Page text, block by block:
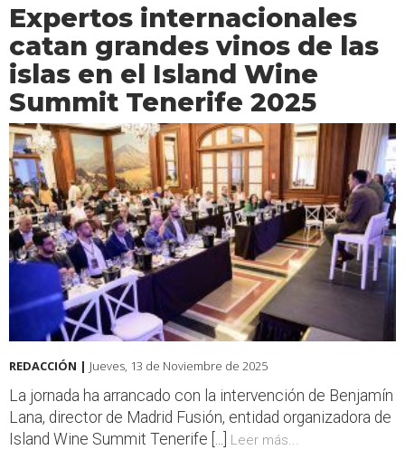
Expertos internacionales
catan grandes vinos de las
islas en el Island Wine
Summit Tenerife 2025
REDACCIÓN | Jueves, 13 de Noviembre de 2025
La jornada ha arrancado con la intervención de Benjamín
Lana, director de Madrid Fusión, entidad organizadora de
Island Wine Summit Tenerife [...] Leer más...